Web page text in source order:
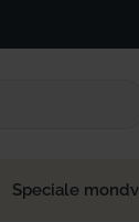
Speciale